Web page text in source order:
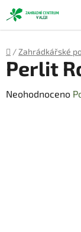
Přejít
na
obsah
Domů
/ Zahrádkářské
Perlit
Průměrné
Neohodnoceno